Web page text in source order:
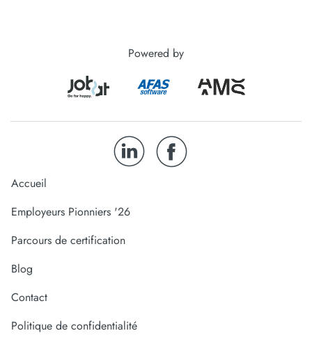
Powered by
Accueil
Employeurs Pionniers '26
Parcours de certification
Blog
Contact
Politique de confidentialité